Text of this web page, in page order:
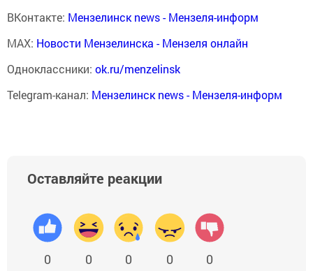
ВКонтакте: Мензелинск news - Мензеля-информ
MAX: Новости Мензелинска - Мензеля онлайн
Одноклассники: ok.ru/menzelinsk
Telegram-канал: Мензелинск news - Мензеля-информ
Оставляйте реакции
0 0 0 0 0